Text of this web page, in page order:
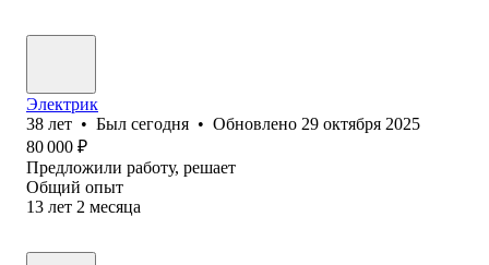
Электрик
38 лет • Был сегодня • Обновлено 29 октября 2025
80 000 ₽
Предложили работу, решает
Общий опыт
13 лет 2 месяца